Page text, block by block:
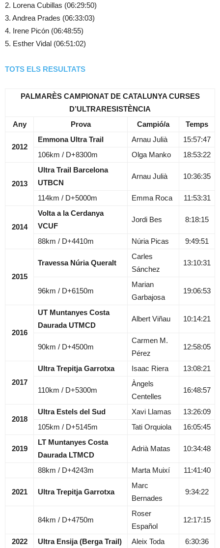
2. Lorena Cubillas (06:29:50)
3. Andrea Prades (06:33:03)
4. Irene Picón (06:48:55)
5. Esther Vidal (06:51:02)
TOTS ELS RESULTATS
PALMARÈS CAMPIONAT DE CATALUNYA CURSES
D’ULTRARESISTÈNCIA
Any
Prova Campió/a Temps
2012
Emmona Ultra Trail Arnau Julià
15:57:47
106km / D+8300m
Olga Manko 18:53:22
2013
Ultra Trail Barcelona
UTBCN
Arnau Julià 10:36:35
114km / D+5000m Emma Roca 11:53:31
2014
Volta a la Cerdanya
VCUF
Jordi Bes 8:18:15
88km / D+4410m Núria Picas 9:49:51
2015
Travessa Núria Queralt
Carles
Sánchez
13:10:31
96km / D+6150m
Marian
Garbajosa
19:06:53
2016
UT Muntanyes Costa
Daurada UTMCD
Albert Viñau 10:14:21
90km / D+4500m
Carmen M.
Pérez
12:58:05
2017
Ultra Trepitja Garrotxa Isaac Riera 13:08:21
110km / D+5300m
Àngels
Centelles
16:48:57
2018
Ultra Estels del Sud Xavi Llamas
13:26:09
105km / D+5145m
Tati Orquiola 16:05:45
2019
LT Muntanyes Costa
Daurada LTMCD
Adrià Matas 10:34:48
88km / D+4243m Marta Muixí 11:41:40
2021 Ultra Trepitja Garrotxa
Marc
Bernades
9:34:22
84km / D+4750m
Roser
Español
12:17:15
2022 Ultra Ensija (Berga Trail) Aleix Toda 6:30:36